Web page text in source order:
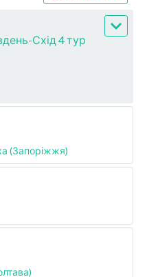
Схід 4 тур
(Запоріжжя)